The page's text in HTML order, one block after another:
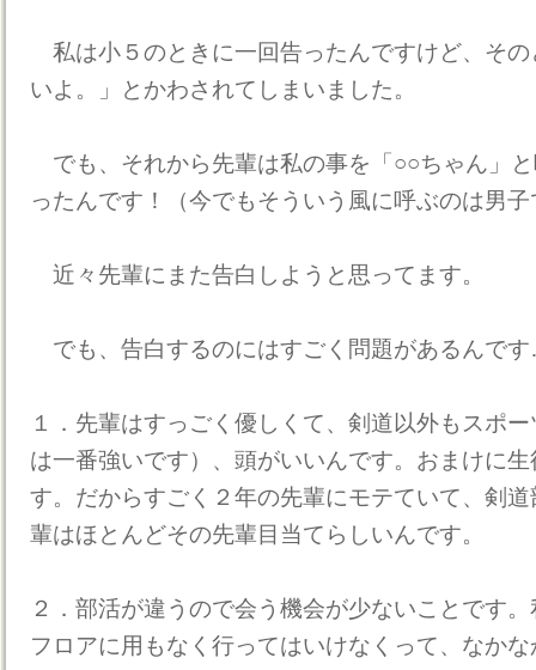
私は小５のときに一回告ったんですけど、そ
いよ。」とかわされてしまいました。
でも、それから先輩は私の事を「○○ちゃん」
ったんです！（今でもそういう風に呼ぶのは男
近々先輩にまた告白しようと思ってます。
でも、告白するのにはすごく問題があるんで
１．先輩はすっごく優しくて、剣道以外もスポ
は一番強いです）、頭がいいんです。おまけに
す。だからすごく２年の先輩にモテていて、剣
輩はほとんどその先輩目当てらしいんです。
２．部活が違うので会う機会が少ないことです
フロアに用もなく行ってはいけなくって、なか